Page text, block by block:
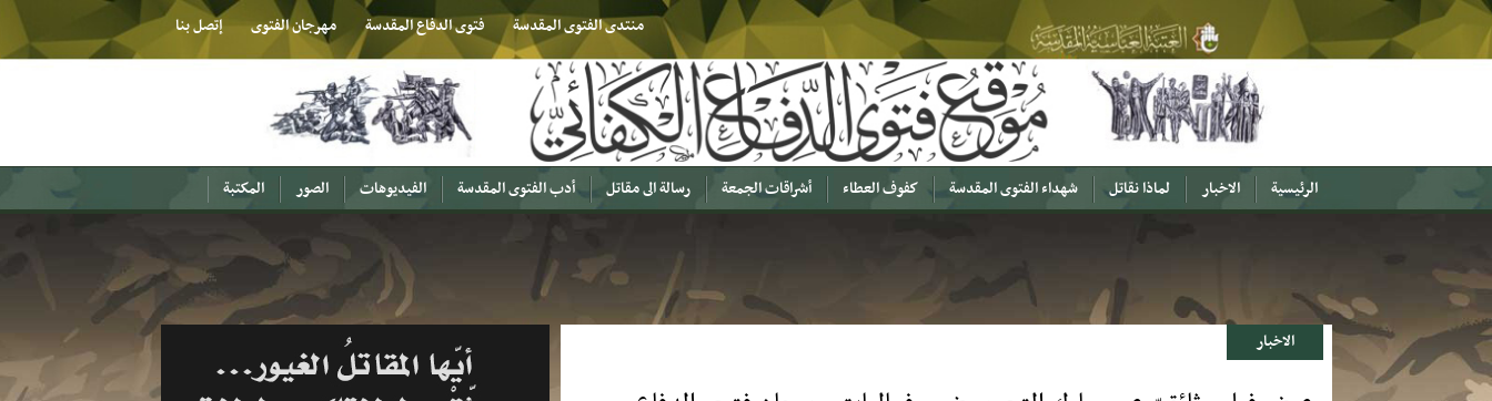
إتصل بنا مهرجان الفتوى فتوى الدفاع المقدسة منتدى الفتوى المقدسة
الرئيسية الاخبار لماذا نقاتل شهداء الفتوى المقدسة كفوف العطاء أشراقات الجمعة رسالة الى مقاتل أدب الفتوى المقدسة الفيديوهات الصور المكتبة
الاخبار